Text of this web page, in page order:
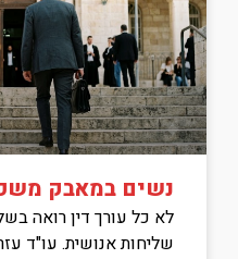
נשים במאבק
לא כל עורך דין רואה
שליחות אנושית. עו"ד